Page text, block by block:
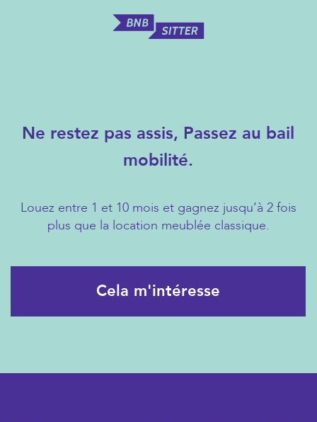
Ne restez pas assis, Passez au bail
mobilité.
Louez entre 1 et 10 mois et gagnez jusqu’à 2 fois
plus que la location meublée classique.
Cela m'intéresse